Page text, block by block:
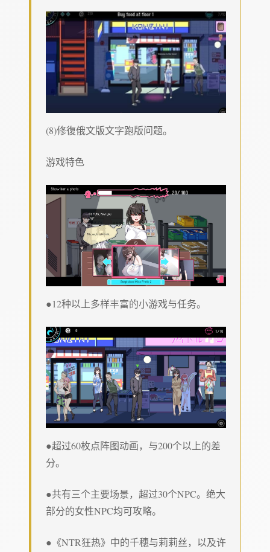
(8)修復俄文版文字跑版问题。
游戏特色
●12种以上多样丰富的小游戏与任务。
●超过60枚点阵图动画，与200个以上的差
分。
●共有三个主要场景，超过30个NPC。绝大
部分的女性NPC均可攻略。
●《NTR狂热》中的千穗与莉莉丝，以及许